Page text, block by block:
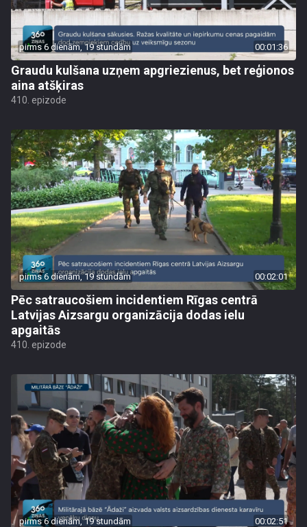
pirms 6 dienām, 19 stundām 00:01:36
Graudu kulšana uzņem apgriezienus, bet reģionos
aina atšķiras
410. epizode
pirms 6 dienām, 19 stundām 00:02:01
Pēc satraucošiem incidentiem Rīgas centrā
Latvijas Aizsargu organizācija dodas ielu
apgaitās
410. epizode
pirms 6 dienām, 19 stundām 00:02:51